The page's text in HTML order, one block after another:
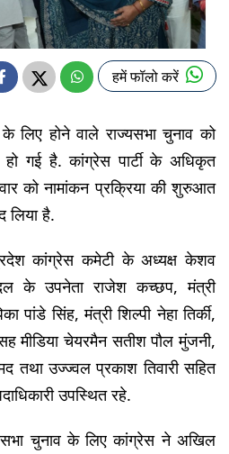
हमें फॉलो करें
लिए होने वाले राज्यसभा चुनाव को
गई है. कांग्रेस पार्टी के अधिकृत
को नामांकन प्रक्रिया की शुरुआत
लिया है.
कांग्रेस कमेटी के अध्यक्ष केशव
के उपनेता राजेश कच्छप, मंत्री
पांडे सिंह, मंत्री शिल्पी नेहा तिर्की,
मीडिया चेयरमैन सतीश पौल मुंजनी,
तथा उज्ज्वल प्रकाश तिवारी सहित
उपस्थित रहे.
चुनाव के लिए कांग्रेस ने अखिल